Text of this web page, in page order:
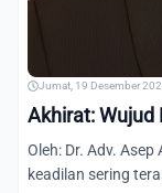
Jumat, 19 Desember
Akhirat: Wujud
Oleh: Dr. Adv. Asep
keadilan sering